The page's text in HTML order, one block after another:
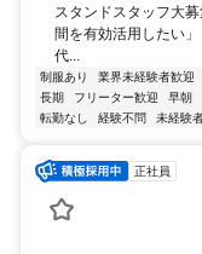
スタンドスタッフ大
間を有効活用したい
代...
制服あり 業界未経験者歓迎
長期
フリーター歓迎 早朝
転勤なし
経験不問 未経験
正社員